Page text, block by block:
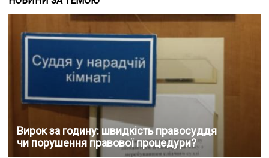
Вирок за годину: швидкість правосуддя
чи порушення правової процедури?